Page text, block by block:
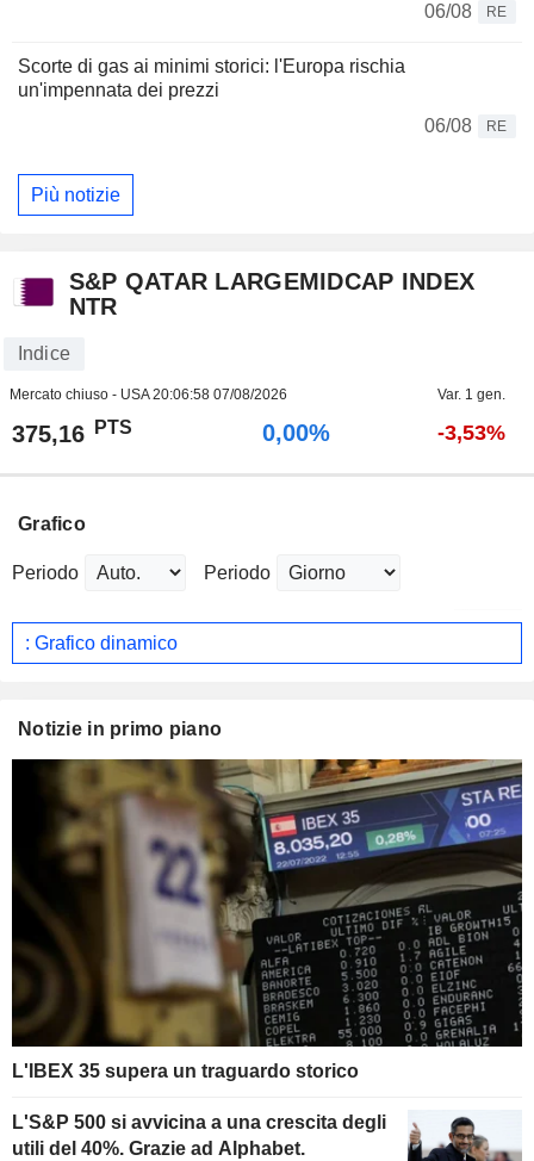
06/08
RE
Scorte di gas ai minimi storici: l'Europa rischia
un'impennata dei prezzi
06/08
RE
Più notizie
S&P QATAR LARGEMIDCAP INDEX
NTR
Indice
Mercato chiuso - USA20:06:58 07/08/2026 Var. 1 gen.
375,16 PTS 0,00% -3,53%
Grafico
Periodo Periodo
: Grafico dinamico
Notizie in primo piano
L'IBEX 35 supera un traguardo storico
L'S&P 500 si avvicina a una crescita degli
utili del 40%. Grazie ad Alphabet.